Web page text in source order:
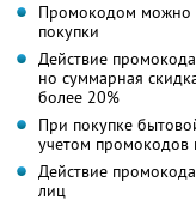
Промокодом можно
покупки
Действие
но суммарная
более 20%
При покупке
учетом промокодов
Действие
лиц